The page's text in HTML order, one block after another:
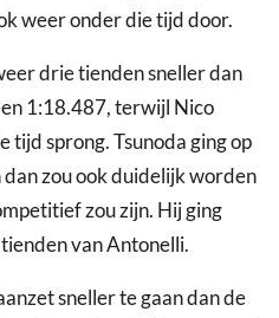
weer onder die tijd door.
drie tienden sneller dan
1:18.487, terwijl Nico
tijd sprong. Tsunoda ging op
zou ook duidelijk worden
zou zijn. Hij ging
van Antonelli.
sneller te gaan dan de